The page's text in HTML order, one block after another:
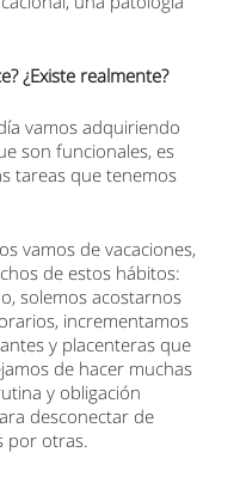
¿Existe realmente?
vamos adquiriendo
son funcionales, es
tareas que tenemos
vamos de vacaciones,
de estos hábitos:
solemos acostarnos
incrementamos
y placenteras que
de hacer muchas
y obligación
desconectar de
por otras.